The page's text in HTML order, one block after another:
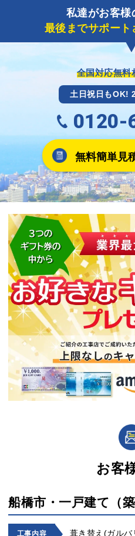
私達がお客様
最後までサポート
全国対応無料
土日祝日もOK!
0120-
無料簡単見
お客
船橋市・一戸建て（築
工事内容 葺き替え(ガルバ